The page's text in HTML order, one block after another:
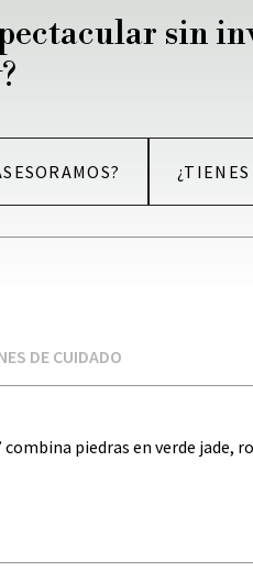
sin
¿TIENES
DE CUIDADO
piedras en verde jade,